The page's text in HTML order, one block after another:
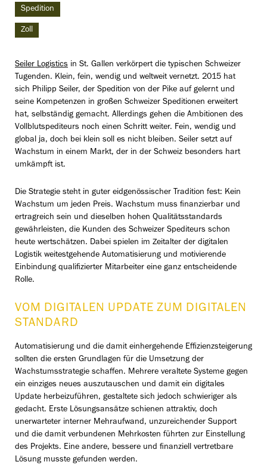
Spedition
Zoll
Seiler Logistics in St. Gallen verkörpert die typischen Schweizer
Tugenden. Klein, fein, wendig und weltweit vernetzt. 2015 hat
sich Philipp Seiler, der Spedition von der Pike auf gelernt und
seine Kompetenzen in großen Schweizer Speditionen erweitert
hat, selbständig gemacht. Allerdings gehen die Ambitionen des
Vollblutspediteurs noch einen Schritt weiter. Fein, wendig und
global ja, doch bei klein soll es nicht bleiben. Seiler setzt auf
Wachstum in einem Markt, der in der Schweiz besonders hart
umkämpft ist.
Die Strategie steht in guter eidgenössischer Tradition fest: Kein
Wachstum um jeden Preis. Wachstum muss finanzierbar und
ertragreich sein und dieselben hohen Qualitätsstandards
gewährleisten, die Kunden des Schweizer Spediteurs schon
heute wertschätzen. Dabei spielen im Zeitalter der digitalen
Logistik weitestgehende Automatisierung und motivierende
Einbindung qualifizierter Mitarbeiter eine ganz entscheidende
Rolle.
VOM DIGITALEN UPDATE ZUM DIGITALEN
STANDARD
Automatisierung und die damit einhergehende Effizienzsteigerung
sollten die ersten Grundlagen für die Umsetzung der
Wachstumsstrategie schaffen. Mehrere veraltete Systeme gegen
ein einziges neues auszutauschen und damit ein digitales
Update herbeizuführen, gestaltete sich jedoch schwieriger als
gedacht. Erste Lösungsansätze schienen attraktiv, doch
unerwarteter interner Mehraufwand, unzureichender Support
und die damit verbundenen Mehrkosten führten zur Einstellung
des Projekts. Eine andere, bessere und finanziell vertretbare
Lösung musste gefunden werden.